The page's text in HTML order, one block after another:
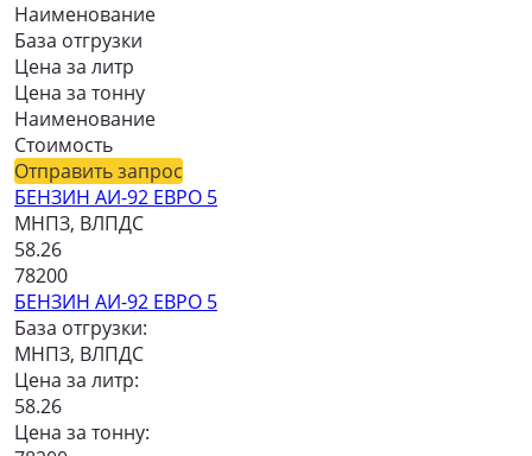
Наименование
База отгрузки
Цена за литр
Цена за тонну
Наименование
Стоимость
Отправить запрос
БЕНЗИН АИ-92 ЕВРО 5
МНПЗ, ВЛПДС
58.26
78200
БЕНЗИН АИ-92 ЕВРО 5
База отгрузки:
МНПЗ, ВЛПДС
Цена за литр:
58.26
Цена за тонну: